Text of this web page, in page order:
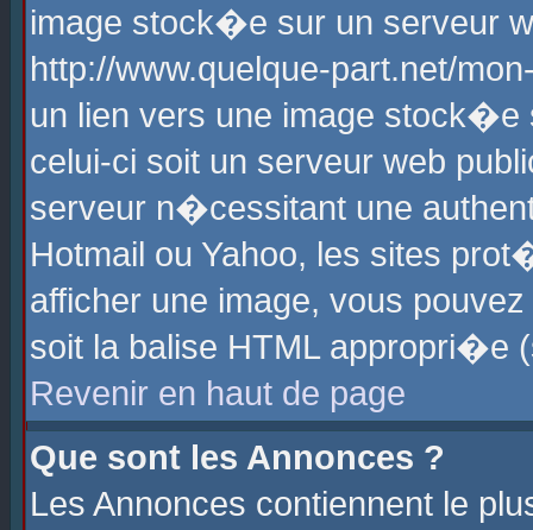
image stock�e sur un serveur
http://www.quelque-part.net/
un lien vers une image
celui-ci soit un serveur web
serveur n�cessitant une
Hotmail ou Yahoo, les sites
afficher une image, vous
soit la balise HTML
Revenir en haut de page
Que sont les Annonces ?
Les Annonces contiennent le